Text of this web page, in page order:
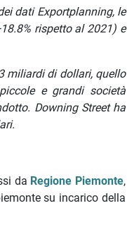
dati Exportplanning, le
rispetto al 2021) e
miliardi di dollari, quello
e grandi società
Downing Street ha
da Regione Piemonte,
su incarico della